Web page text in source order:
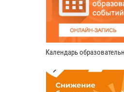
Календарь